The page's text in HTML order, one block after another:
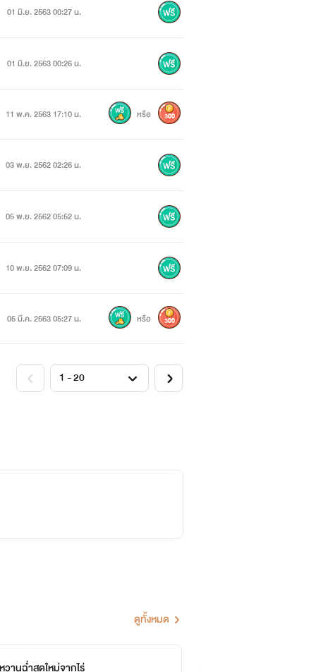
01 มิ.ย. 2563 00:27 น.
01 มิ.ย. 2563 00:26 น.
11 พ.ค. 2563 17:10 น. หรือ 300
03 พ.ย. 2562 02:26 น.
05 พ.ย. 2562 05:52 น.
10 พ.ย. 2562 07:09 น.
05 มี.ค. 2563 05:27 น. หรือ 300
ดูทั้งหมด
านฉ่ำสดใหม่จากไร่